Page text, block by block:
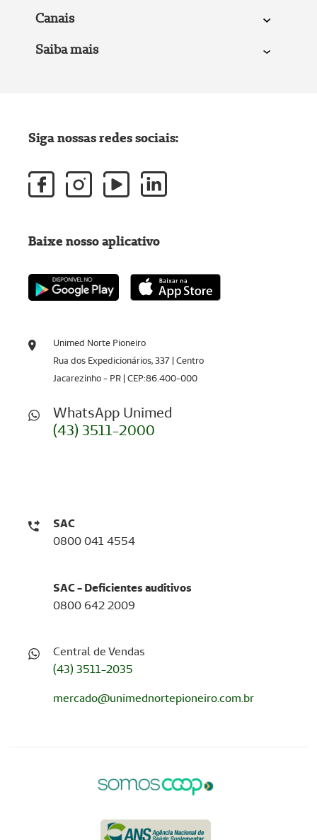
Canais
Saiba mais
Unimed Norte Pioneiro
Rua dos Expedicionários, 337 | Centro
Jacarezinho - PR | CEP:86.400-000
WhatsApp Unimed
(43) 3511-2000
SAC
0800 041 4554
SAC - Deficientes auditivos
0800 642 2009
Central de Vendas
(43) 3511-2035
mercado@unimednortepioneiro.com.br
Siga nossas redes sociais:
Baixe nosso aplicativo